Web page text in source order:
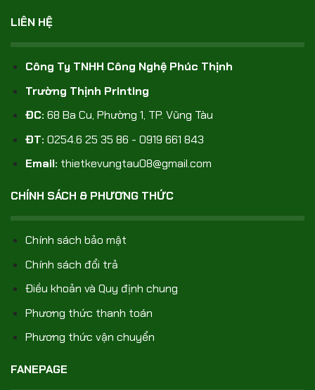
LIÊN HỆ
Công Ty TNHH Công Nghệ Phúc Thịnh
Trường Thịnh Printing
ĐC: 68 Ba Cu, Phường 1, TP. Vũng Tàu
ĐT: 0254.6 25 35 86 - 0919 661 843
Email: thietkevungtau08@gmail.com
CHÍNH SÁCH & PHƯƠNG THỨC
Chính sách bảo mật
Chính sách đổi trả
Điều khoản và Quy định chung
Phương thức thanh toán
Phương thức vận chuyển
FANEPAGE